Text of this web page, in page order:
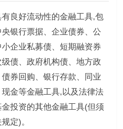
良好流动性的金融工具,包
银行票据、企业债券、公
企业私募债、短期融资券
债、政府机构债、地方政
券回购、银行存款、同业
金等金融工具,以及法律法
投资的其他金融工具(但须
定)。